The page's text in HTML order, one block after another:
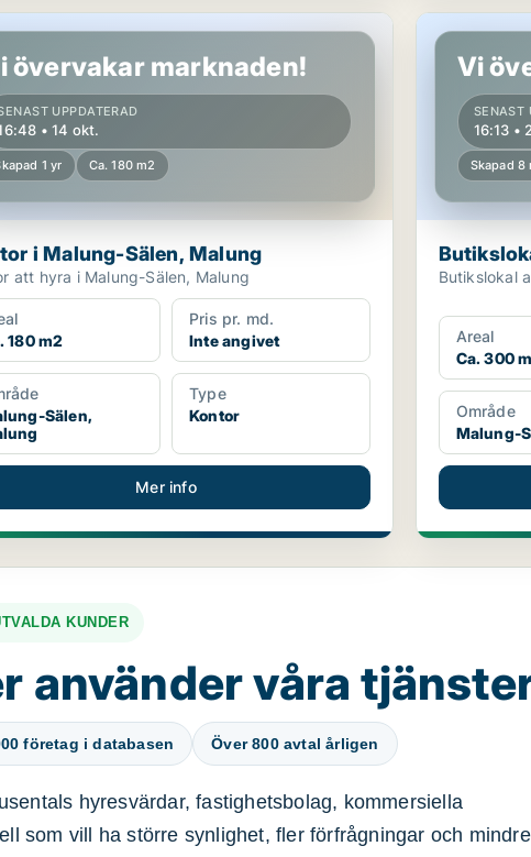
Malung-Sälen, Malung
övervakar marknaden!
UPPDATERAD
• 14 okt.
1 yr Ca. 180 m2
i Malung-Sälen, Malung
att hyra i Malung-Sälen, Malung
180 m2
Pris pr. md.
Inte angivet
Sälen,
Type
Kontor
Mer info
Butikslokal i
Vi
SENAST
16:13 •
Skapad 8
Butikslokal
Areal
Ca. 300
Område
Malung-
KUNDER
använder våra
företag i databasen Över 800 avtal årligen
hyresvärdar, fastighetsbolag, kommersiella
som vill ha större synlighet, fler förfrågningar och mindre